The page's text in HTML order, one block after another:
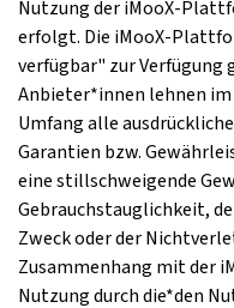
Nutzung der iMooX-
erfolgt. Die iMooX-
verfügbar" zur Verfügung
Anbieter*innen lehnen
Umfang alle
Garantien bzw.
eine stillschweigende
Gebrauchstauglichkeit,
Zweck oder der
Zusammenhang mit der
Nutzung durch die*den